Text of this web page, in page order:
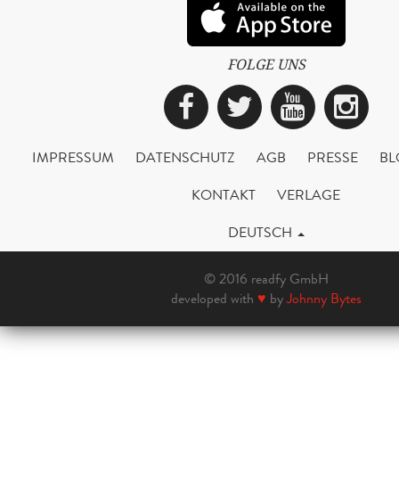
FOLGE UNS
Facebook
Twitter
IMPRESSUM DATENSCHUTZ AGB PRESSE
KONTAKT
VERLAGE
DEUTSCH
© 2016 readfy GmbH
developed with ♥ byJohnny Bytes